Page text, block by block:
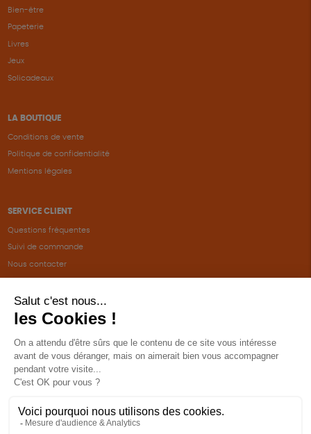
Bien-être
Papeterie
Livres
Jeux
Solicadeaux
LA BOUTIQUE
Conditions de vente
Politique de confidentialité
Mentions légales
SERVICE CLIENT
Questions fréquentes
Suivi de commande
Nous contacter
SUIVEZ-NOUS
Une boutique élaborée avec par RGOODS